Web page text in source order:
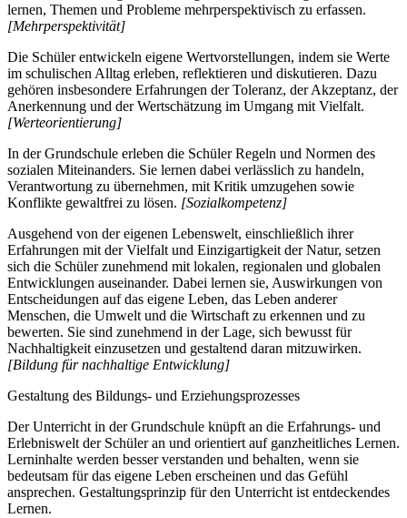
lernen, Themen und Probleme mehrperspektivisch zu erfassen.
[Mehrperspektivität]
Die Schüler entwickeln eigene Wertvorstellungen, indem sie Werte
im schulischen Alltag erleben, reflektieren und diskutieren. Dazu
gehören insbesondere Erfahrungen der Toleranz, der Akzeptanz, der
Anerkennung und der Wertschätzung im Umgang mit Vielfalt.
[Werteorientierung]
In der Grundschule erleben die Schüler Regeln und Normen des
sozialen Miteinanders. Sie lernen dabei verlässlich zu handeln,
Verantwortung zu übernehmen, mit Kritik umzugehen sowie
Konflikte gewaltfrei zu lösen. [Sozialkompetenz]
Ausgehend von der eigenen Lebenswelt, einschließlich ihrer
Erfahrungen mit der Vielfalt und Einzigartigkeit der Natur, setzen
sich die Schüler zunehmend mit lokalen, regionalen und globalen
Entwicklungen auseinander. Dabei lernen sie, Auswirkungen von
Entscheidungen auf das eigene Leben, das Leben anderer
Menschen, die Umwelt und die Wirtschaft zu erkennen und zu
bewerten. Sie sind zunehmend in der Lage, sich bewusst für
Nachhaltigkeit einzusetzen und gestaltend daran mitzuwirken.
[Bildung für nachhaltige Entwicklung]
Gestaltung des Bildungs- und Erziehungsprozesses
Der Unterricht in der Grundschule knüpft an die Erfahrungs- und
Erlebniswelt der Schüler an und orientiert auf ganzheitliches Lernen.
Lerninhalte werden besser verstanden und behalten, wenn sie
bedeutsam für das eigene Leben erscheinen und das Gefühl
ansprechen. Gestaltungsprinzip für den Unterricht ist entdeckendes
Lernen.